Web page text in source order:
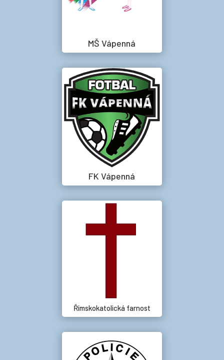
MŠ Vápenná
FK Vápenná
Římskokatolická farnost